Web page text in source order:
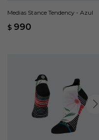
Medias Stance Tendency - Azul
$ 990